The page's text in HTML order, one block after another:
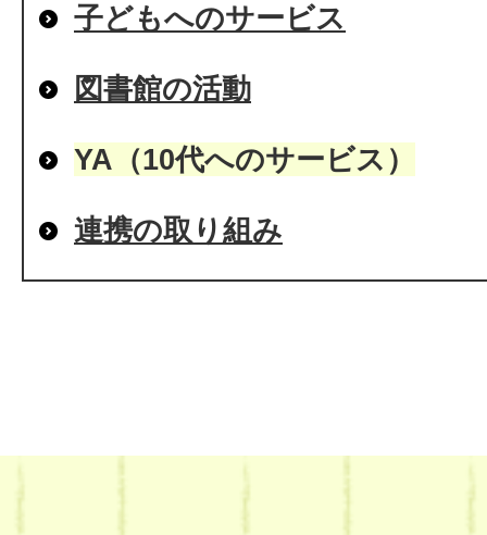
子どもへのサービス
図書館の活動
YA（10代へのサービス）
連携の取り組み